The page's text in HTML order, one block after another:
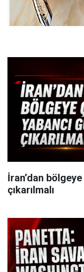
İran’dan
çıkarılmalı